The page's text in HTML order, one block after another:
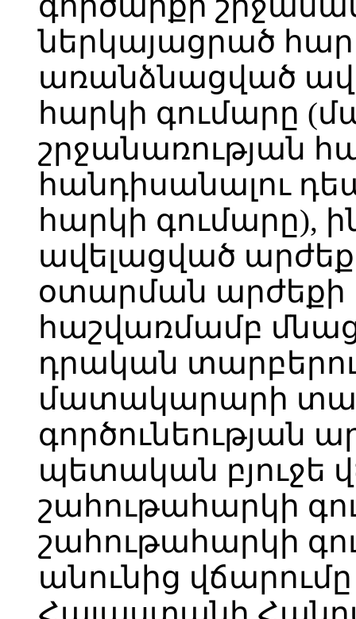
ներկայացրած
առանձնացված
հարկի գումարը
շրջանառության
հանդիսանալու
հարկի գումարը),
ավելացված
օտարման արժեքի
հաշվառմամբ
դրական
մատակարարի
գործունեության
պետական բյուջե
շահութահարկի
շահութահարկի
անունից